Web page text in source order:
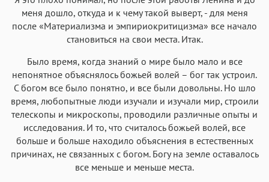
меня дошло, откуда и к чему такой выверт, - для меня
после «Материализма и эмпириокритицизма» все начало
становиться на свои места. Итак.
Было время, когда знаний о мире было мало и все
непонятное объяснялось божьей волей – бог так устроил.
С богом все было понятно, и все были довольны. Но шло
время, любопытные люди изучали и изучали мир, строили
телескопы и микроскопы, проводили различные опыты и
исследования. И то, что считалось божьей волей, все
больше и больше находило объяснения в естественных
причинах, не связанных с богом. Богу на земле оставалось
все меньше и меньше места.